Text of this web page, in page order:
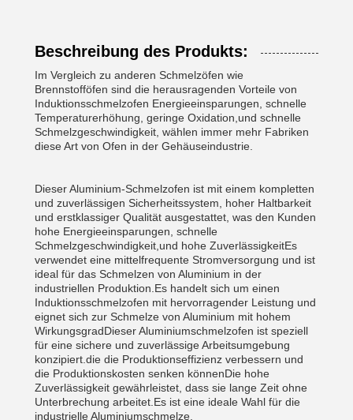
Beschreibung des Produkts:
Im Vergleich zu anderen Schmelzöfen wie
Brennstofföfen sind die herausragenden Vorteile von
Induktionsschmelzofen Energieeinsparungen, schnelle
Temperaturerhöhung, geringe Oxidation,und schnelle
Schmelzgeschwindigkeit, wählen immer mehr Fabriken
diese Art von Ofen in der Gehäuseindustrie.
Dieser Aluminium-Schmelzofen ist mit einem kompletten
und zuverlässigen Sicherheitssystem, hoher Haltbarkeit
und erstklassiger Qualität ausgestattet, was den Kunden
hohe Energieeinsparungen, schnelle
Schmelzgeschwindigkeit,und hohe ZuverlässigkeitEs
verwendet eine mittelfrequente Stromversorgung und ist
ideal für das Schmelzen von Aluminium in der
industriellen Produktion.Es handelt sich um einen
Induktionsschmelzofen mit hervorragender Leistung und
eignet sich zur Schmelze von Aluminium mit hohem
WirkungsgradDieser Aluminiumschmelzofen ist speziell
für eine sichere und zuverlässige Arbeitsumgebung
konzipiert.die die Produktionseffizienz verbessern und
die Produktionskosten senken könnenDie hohe
Zuverlässigkeit gewährleistet, dass sie lange Zeit ohne
Unterbrechung arbeitet.Es ist eine ideale Wahl für die
industrielle Aluminiumschmelze.